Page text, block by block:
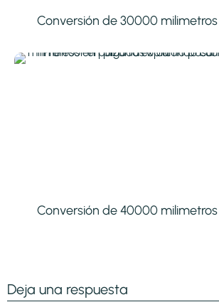
Conversión de 30000
Conversión de 40000
Deja una respuesta